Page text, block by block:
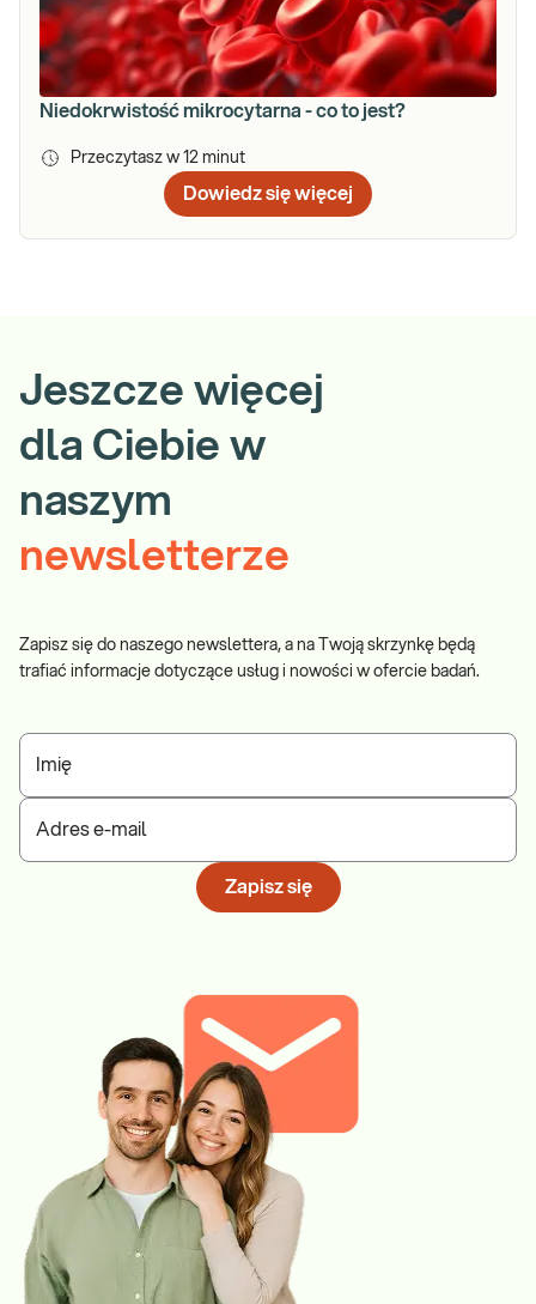
Niedokrwistość mikrocytarna - co to jest?
Przeczytasz w 12 minut
Dowiedz się więcej
Jeszcze więcej
dla Ciebie w
naszym
newsletterze
Zapisz się do naszego newslettera, a na Twoją skrzynkę będą
trafiać informacje dotyczące usług i nowości w ofercie badań.
Imię
Adres e-mail
Zapisz się